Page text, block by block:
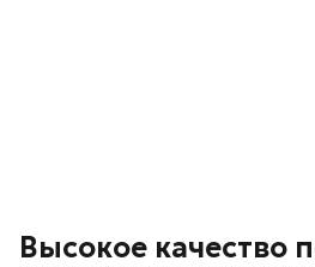
Высокое качество